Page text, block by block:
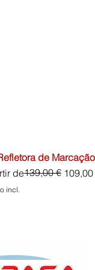
de
de
normal139,00 €
promocional
incl.